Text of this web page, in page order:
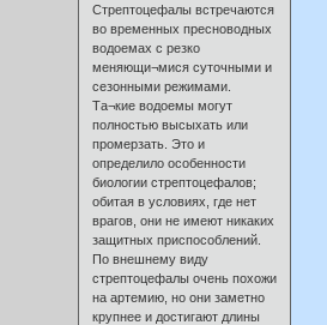
Стрептоцефалы встречаются
во временных пресноводных
водоемах с резко
меняющи¬мися суточными и
сезонными режимами.
Та¬кие водоемы могут
полностью высыхать или
промерзать. Это и
определило особенности
биологии стрептоцефалов;
обитая в условиях, где нет
врагов, они не имеют никаких
защитных приспособлений.
По внешнему виду
стрептоцефалы очень похожи
на артемию, но они заметно
крупнее и достигают длины